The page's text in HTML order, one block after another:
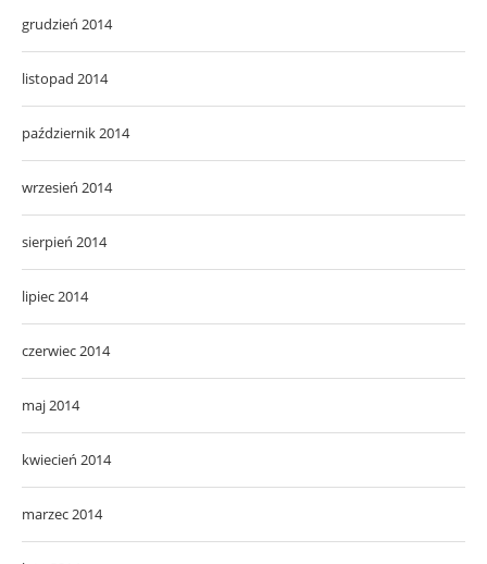
grudzień 2014
listopad 2014
październik 2014
wrzesień 2014
sierpień 2014
lipiec 2014
czerwiec 2014
maj 2014
kwiecień 2014
marzec 2014